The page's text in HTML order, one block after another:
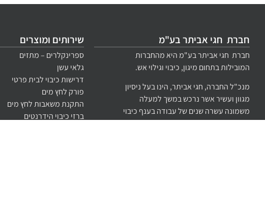
חברת חגי אביתר בע"מ
חברת חגי אביתר בע"מ היא מהחברות
המובילות בתחום מיגון, כיבוי וגילוי אש.
מנכ"ל החברה, חגי אביתר, הינו בעל ניסיון
מגוון ועשיר אשר נרכש במשך למעלה
משמונה עשרה שנים של עבודה בענף כיבוי
האש ובתחום שלמערכות כיבוי, מיגון
שירותים ומוצרים
ספרינקלרים – מתזים
גלאי עשן
דרישות כיבוי לבית פרטי
פורק לחץ מים
התקנת משאבות לחץ מים
ברזי כיבוי הידרנטים